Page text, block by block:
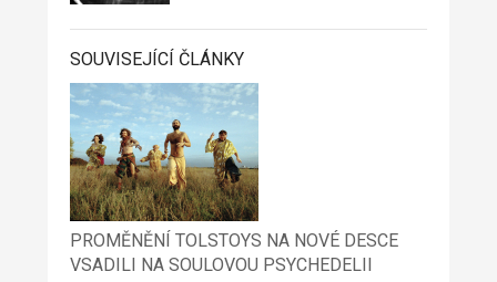
SOUVISEJÍCÍ ČLÁNKY
PROMĚNĚNÍ TOLSTOYS NA NOVÉ DESCE
VSADILI NA SOULOVOU PSYCHEDELII